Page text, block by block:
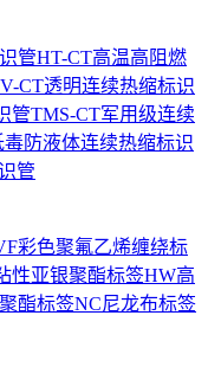
管HT-CT高温高阻燃
CT透明连续热缩标识
管TMS-CT军用级连续
防液体连续热缩标识
管
彩色聚氟乙烯缠绕标
性亚银聚酯标签HW高
酯标签NC尼龙布标签